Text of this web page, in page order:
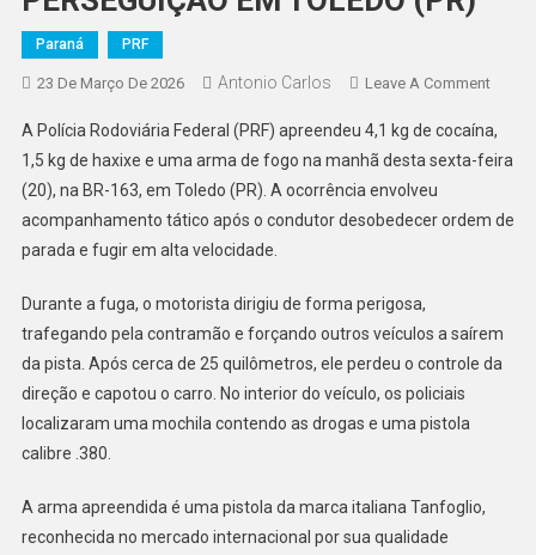
Paraná PRF
23 De Março De 2026 Antonio Carlos Leave A CommentOn
EM
A Polícia Rodoviária Federal (PRF) apreendeu 4,1 kg de cocaína,
1,5 kg de haxixe e uma arma de fogo na manhã desta sexta-feira
(20), na BR-163, em Toledo (PR). A ocorrência envolveu
acompanhamento tático após o condutor desobedecer ordem de
parada e fugir em alta velocidade.
Durante a fuga, o motorista dirigiu de forma perigosa,
trafegando pela contramão e forçando outros veículos a saírem
da pista. Após cerca de 25 quilômetros, ele perdeu o controle da
direção e capotou o carro. No interior do veículo, os policiais
localizaram uma mochila contendo as drogas e uma pistola
calibre .380.
A arma apreendida é uma pistola da marca italiana Tanfoglio,
reconhecida no mercado internacional por sua qualidade